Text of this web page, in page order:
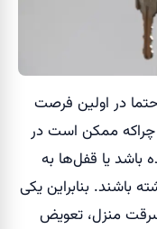
در اولین فرصت
چراکه ممکن است در
باشد یا قفل‌ها به
باشند. بنابراین یکی
منزل، تعویض